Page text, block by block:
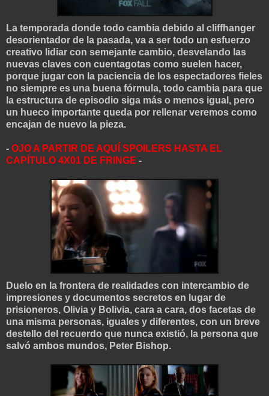
La temporada donde todo cambia debido al cliffhanger
desorientador de la pasada, va a ser todo un esfuerzo
creativo lidiar con semejante cambio, desvelando las
nuevas claves con cuentagotas como suelen hacer,
porque jugar con la paciencia de los espectadores fieles
no siempre es una buena fórmula, todo cambia para que
la estructura de episodio siga más o menos igual, pero
un hueco importante queda por rellenar veremos como
encajan de nuevo la pieza.
- OJO A PARTIR DE AQUÍ SPOILERS HASTA EL
CAPÍTULO 4X01 DE FRINGE -
Duelo en la frontera de realidades con intercambio de
impresiones y documentos secretos en lugar de
prisioneros, Olivia y Bolivia, cara a cara, dos facetas de
una misma personas, iguales y diferentes, con un breve
destello del recuerdo que nunca existió, la persona que
salvó ambos mundos, Peter Bishop.